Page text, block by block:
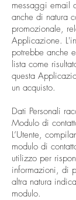
messaggi email
anche di natura
promozionale,
Applicazione.
potrebbe anche
lista come
questa
un acquisto.
Dati Personali
Modulo di
L’Utente,
modulo di
utilizzo per
informazioni, di
altra natura
modulo.